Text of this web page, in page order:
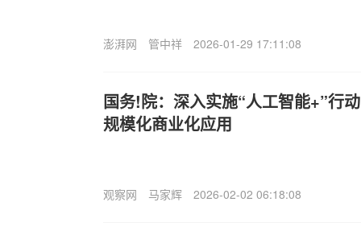
澎湃网 管中祥 2026-01-29 17:11:08
国务!院：深入实施“人工智能+”行
规模化商业化应用
观察网 马家辉 2026-02-02 06:18:08